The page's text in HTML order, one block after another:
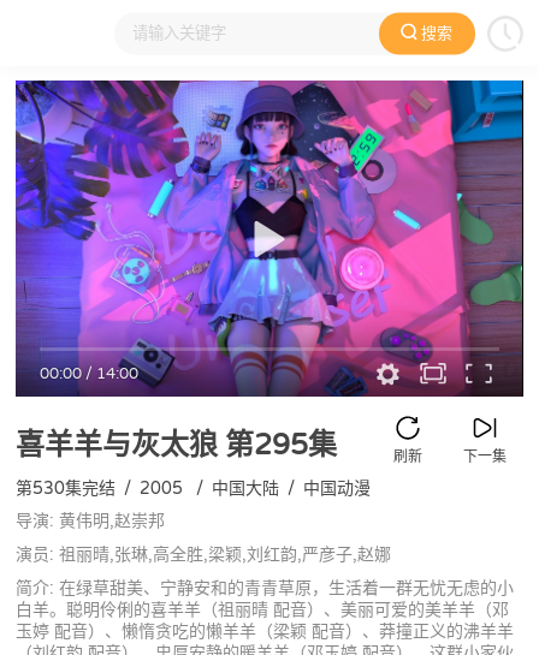
搜索
大家在看 日本动漫 国产动漫 欧美动漫 动漫电影
00:00/14:00
喜羊羊与灰太狼第295集 下一集
刷新
第530集完结 / 2005 / 中国大陆 / 中国动漫
导演: 黄伟明,赵崇邦
演员: 祖丽晴,张琳,高全胜,梁颖,刘红韵,严彦子,赵娜
简介: 在绿草甜美、宁静安和的青青草原，生活着一群无忧无虑的小
白羊。聪明伶俐的喜羊羊（祖丽晴 配音）、美丽可爱的美羊羊（邓
玉婷 配音）、懒惰贪吃的懒羊羊（梁颖 配音）、莽撞正义的沸羊羊